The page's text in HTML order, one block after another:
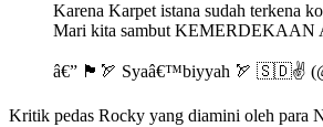
Karena Karpet istana sudah terkena
Mari kita sambut KEMERDEKAAN
â€” 🏴🏹 Syaâ€™biyyah 🏹 🇸🇩✌️
Kritik pedas Rocky yang diamini oleh para